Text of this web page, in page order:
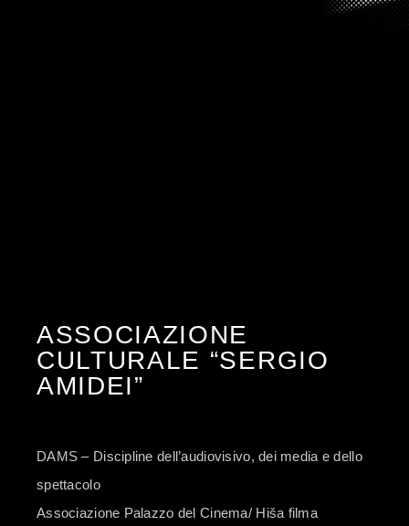
ASSOCIAZIONE
CULTURALE “SERGIO
AMIDEI”
DAMS – Discipline dell’audiovisivo, dei media e dello
spettacolo
Associazione Palazzo del Cinema/ Hiša filma